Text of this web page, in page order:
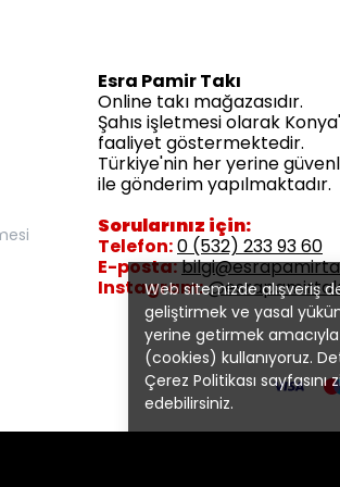
Web sitemizde alışveriş
geliştirmek ve yasal
yerine getirmek
(cookies) kullanıyoruz.
Çerez Politikası sayfasını
edebilirsiniz.
Esra Pamir Takı
Online takı mağazasıdır.
Şahıs işletmesi olarak
faaliyet göstermektedir.
Türkiye'nin her yerine
ile gönderim yapılmaktadır.
Sorularınız için:
Telefon:0 (532) 233 93 60
E-posta:
Instagram: